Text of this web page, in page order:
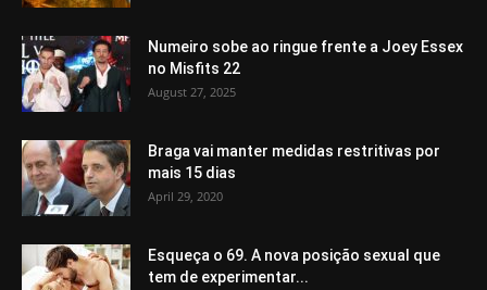
Numeiro sobe ao ringue frente a Joey Essex
no Misfits 22
August 27, 2025
Braga vai manter medidas restritivas por
mais 15 dias
April 29, 2020
Esqueça o 69. A nova posição sexual que
tem de experimentar...